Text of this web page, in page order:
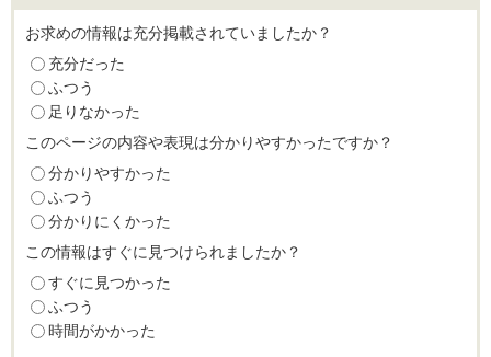
お求めの情報は充分掲載されていましたか？
充分だった
ふつう
足りなかった
このページの内容や表現は分かりやすかったですか？
分かりやすかった
ふつう
分かりにくかった
この情報はすぐに見つけられましたか？
すぐに見つかった
ふつう
時間がかかった